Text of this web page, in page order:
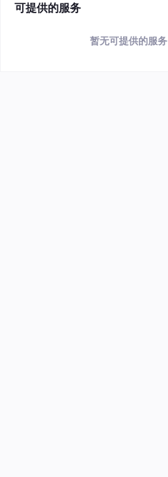
可提供的服务
暂无可提供的服务